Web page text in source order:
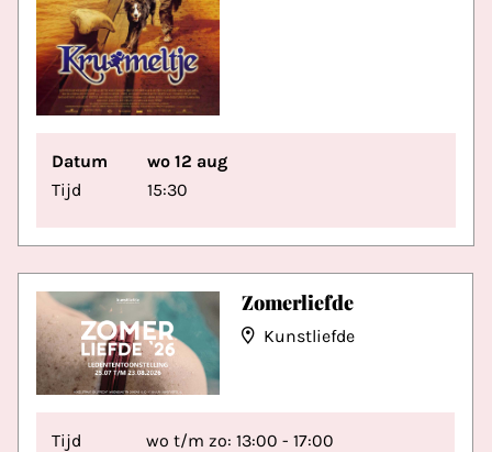
Datum
wo 12 aug
Tijd
15:30
Zomerliefde
Kunstliefde
Tijd wo t/m zo: 13:00 - 17:00